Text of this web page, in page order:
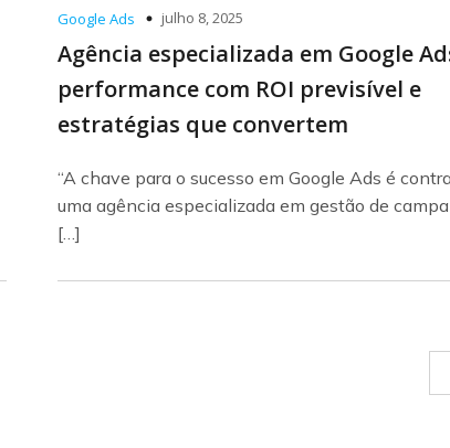
Google Ads julho 8, 2025
Agência especializada em Google
performance com ROI previsível e
estratégias que convertem
“A chave para o sucesso em Google Ads é
uma agência especializada em gestão de
[…]